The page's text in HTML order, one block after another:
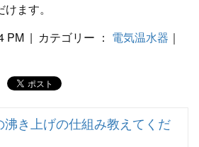
ます。
| カテゴリー ： 電気温水器 ｜
き上げの仕組み教えてくだ